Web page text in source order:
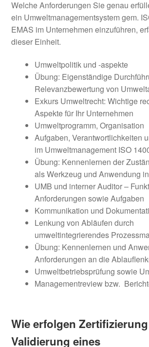
Welche Anforderungen Sie genau
ein Umweltmanagementsystem gem.
EMAS im Unternehmen einzuführen,
dieser Einheit.
Umweltpolitik und -aspekte
Übung: Eigenständige
Relevanzbewertung von
Exkurs Umweltrecht: Wichtige
Aspekte für Ihr Unternehmen
Umweltprogramm, Organisation
Aufgaben, Verantwortlichkeiten
im Umweltmanagement ISO
Übung: Kennenlernen der
als Werkzeug und Anwendung
UMB und interner Auditor –
Anforderungen sowie Aufgaben
Kommunikation und
Lenkung von Abläufen durch
umweltintegrierendes
Übung: Kennenlernen und
Anforderungen an die
Umweltbetriebsprüfung sowie
Managementreview bzw.
Wie erfolgen
Validierung eines